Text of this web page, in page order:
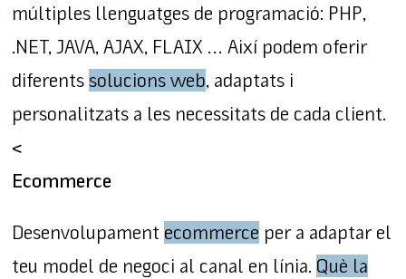
múltiples llenguatges de programació: PHP,
.NET, JAVA, AJAX, FLAIX … Així podem oferir
diferents solucions web, adaptats i
personalitzats a les necessitats de cada client.
<
Ecommerce
Desenvolupament ecommerce per a adaptar el
teu model de negoci al canal en línia. Què la